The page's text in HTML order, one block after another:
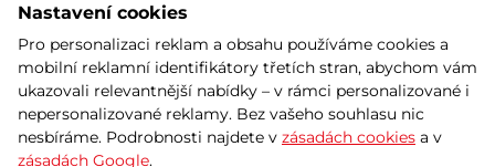
Půjčovna
obchodní podmínky
Kariéra
Nastavení cookies
Pro personalizaci reklam a obsahu používáme cookies a
mobilní reklamní identifikátory třetích stran, abychom vám
ukazovali relevantnější nabídky – v rámci personalizované i
nepersonalizované reklamy. Bez vašeho souhlasu nic
nesbíráme. Podrobnosti najdete v zásadách cookies a v
zásadách Google.